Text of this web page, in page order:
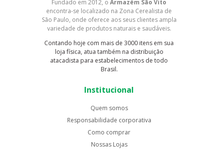
Fundado em 2012, o Armazém São Vito
encontra-se localizado na Zona Cerealista de
São Paulo, onde oferece aos seus clientes ampla
variedade de produtos naturais e saudáveis.
Contando hoje com mais de 3000 itens em sua
loja física, atua também na distribuição
atacadista para estabelecimentos de todo
Brasil.
Institucional
Quem somos
Responsabilidade corporativa
Como comprar
Nossas Lojas